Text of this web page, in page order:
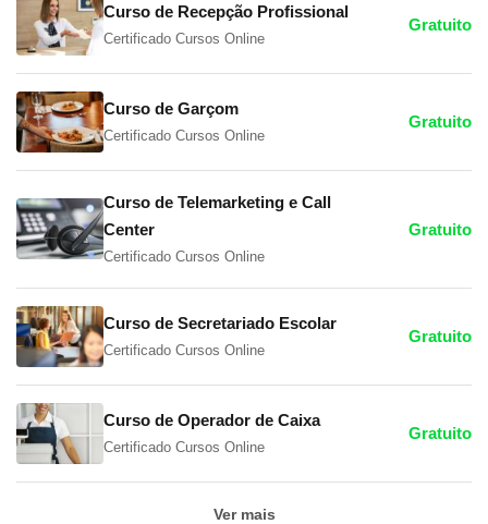
Curso de Recepção Profissional
Certificado Cursos Online
Gratuito
Curso de Garçom
Certificado Cursos Online
Gratuito
Curso de Telemarketing e Call
Center
Certificado Cursos Online
Gratuito
Curso de Secretariado Escolar
Certificado Cursos Online
Gratuito
Curso de Operador de Caixa
Certificado Cursos Online
Gratuito
Ver mais